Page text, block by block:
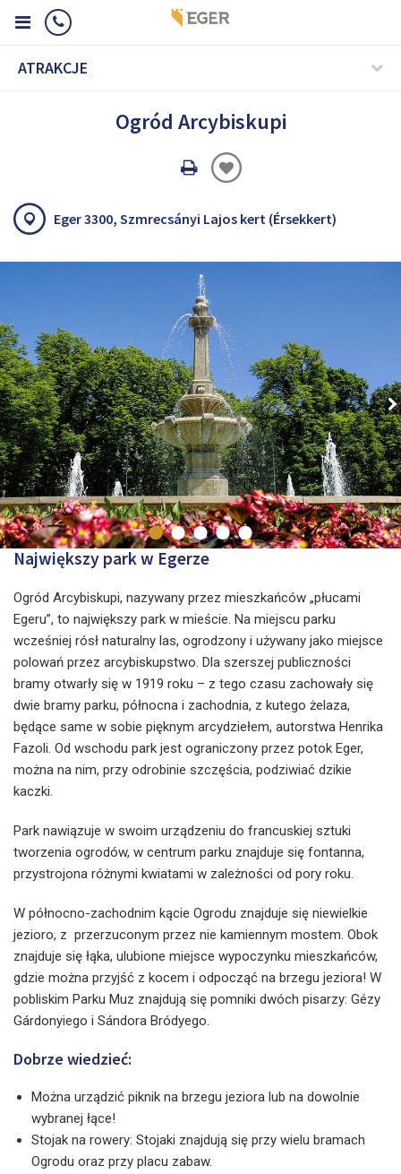
ATRAKCJE
Ogród Arcybiskupi
Oldal
Eger 3300, Szmrecsányi Lajos kert (Érsekkert)
Największy park w Egerze
Ogród Arcybiskupi, nazywany przez mieszkańców „płucami
Egeru”, to największy park w mieście. Na miejscu parku
wcześniej rósł naturalny las, ogrodzony i używany jako miejsce
polowań przez arcybiskupstwo. Dla szerszej publiczności
bramy otwarły się w 1919 roku – z tego czasu zachowały się
dwie bramy parku, północna i zachodnia, z kutego żelaza,
będące same w sobie pięknym arcydziełem, autorstwa Henrika
Fazoli. Od wschodu park jest ograniczony przez potok Eger,
można na nim, przy odrobinie szczęścia, podziwiać dzikie
kaczki.
Park nawiązuje w swoim urządzeniu do francuskiej sztuki
tworzenia ogrodów, w centrum parku znajduje się fontanna,
przystrojona różnymi kwiatami w zależności od pory roku.
W północno-zachodnim kącie Ogrodu znajduje się niewielkie
jezioro, z przerzuconym przez nie kamiennym mostem. Obok
znajduje się łąka, ulubione miejsce wypoczynku mieszkańców,
gdzie można przyjść z kocem i odpocząć na brzegu jeziora! W
pobliskim Parku Muz znajdują się pomniki dwóch pisarzy: Gézy
Gárdonyiego i Sándora Bródyego.
Dobrze wiedzieć:
Można urządzić piknik na brzegu jeziora lub na dowolnie
wybranej łące!
Stojak na rowery: Stojaki znajdują się przy wielu bramach
Ogrodu oraz przy placu zabaw.